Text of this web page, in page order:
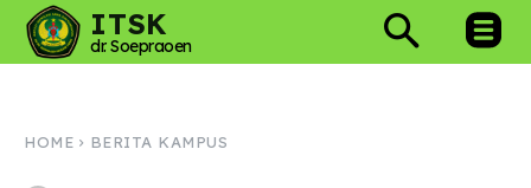
ITSK
dr. Soepraoen
HOME BERITA KAMPUS